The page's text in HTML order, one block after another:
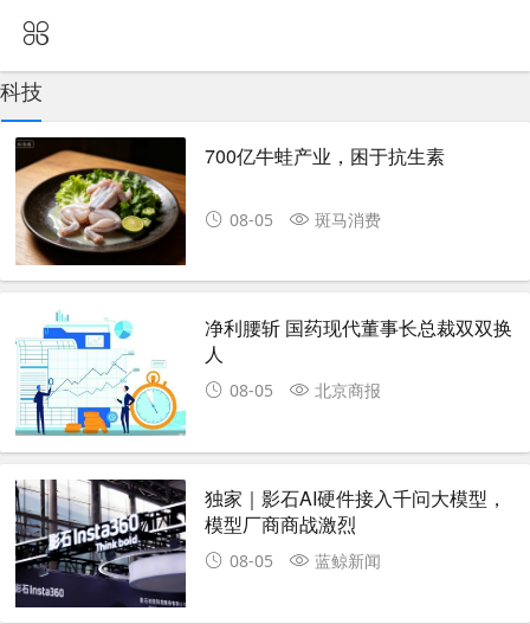
科技
700亿牛蛙产业，困于抗生素
08-05 斑马消费
净利腰斩 国药现代董事长总裁双双换
人
08-05 北京商报
独家｜影石AI硬件接入千问大模型，
模型厂商商战激烈
08-05 蓝鲸新闻